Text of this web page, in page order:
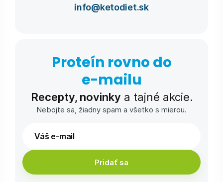
info@ketodiet.sk
Proteín rovno do
e-⁠mailu
Recepty, novinky a tajné akcie.
Nebojte sa, žiadny spam a všetko s mierou.
Pridať sa